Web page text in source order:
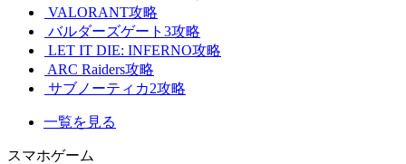
VALORANT攻略
バルダーズゲート3攻略
LET IT DIE: INFERNO攻略
ARC Raiders攻略
サブノーティカ2攻略
一覧を見る
スマホゲーム